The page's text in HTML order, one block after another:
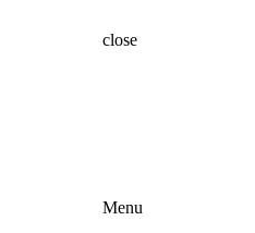
close
Menu